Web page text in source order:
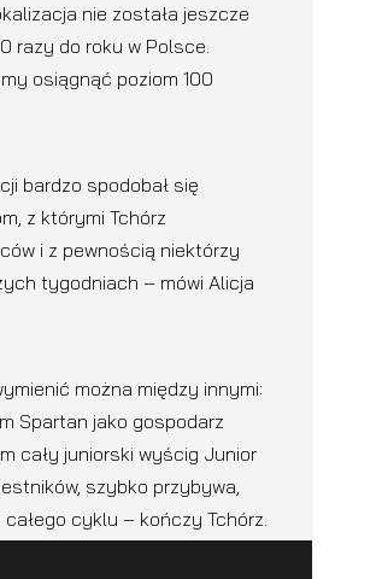
nie została jeszcze
razy do roku w Polsce.
osiągnąć poziom 100
bardzo spodobał się
z którymi Tchórz
i z pewnością niektórzy
tygodniach – mówi Alicja
można między innymi:
Spartan jako gospodarz
cały juniorski wyścig Junior
szybko przybywa,
cyklu – kończy Tchórz.